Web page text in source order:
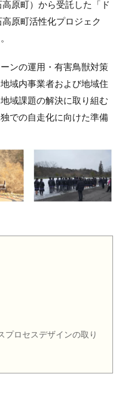
原町）から受託した「ド
原町活性化プロジェク
ンの運用・有害鳥獣対策
域内事業者および地域住
域課題の解決に取り組む
での自走化に向けた準備
プロセスデザインの取り